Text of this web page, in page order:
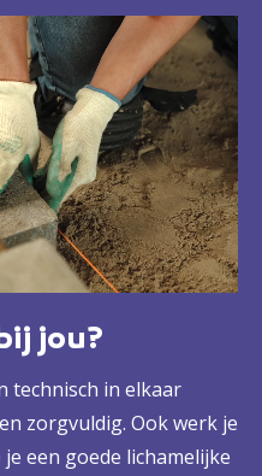
zodat je veel
voorbijgangers en
jou?
technisch in elkaar
zorgvuldig. Ook werk je
een goede lichamelijke